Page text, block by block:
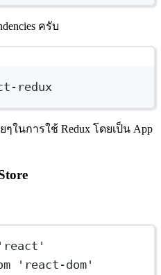
ครับ
redux
ๆในการใช้ Redux โดยเป็น App
'react'
'react-dom'